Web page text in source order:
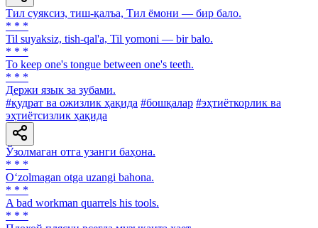
Тил суяксиз, тиш-қалъа, Тил ёмони — бир бало.
* * *
Til suyaksiz, tish-qal'a, Til yomoni — bir balo.
* * *
To keep one's tongue between one's teeth.
* * *
Держи язык за зубами.
#қудрат ва ожизлик ҳақида #бошқалар #эҳтиёткорлик ва
эҳтиётсизлик ҳақида
Ўзолмаган отга узанги баҳона.
* * *
O‘zolmagan otga uzangi bahona.
* * *
A bad workman quarrels his tools.
* * *